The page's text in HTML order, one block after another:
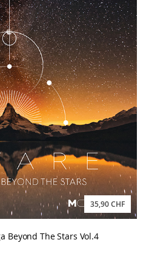
35,90 CHF
Beyond The Stars Vol.4